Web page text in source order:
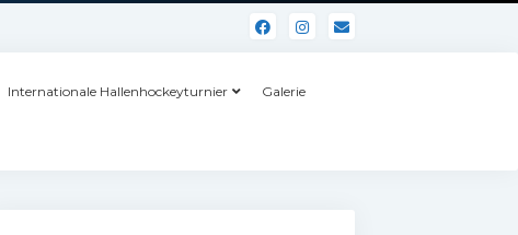
Internationale Hallenhockeyturnier Galerie